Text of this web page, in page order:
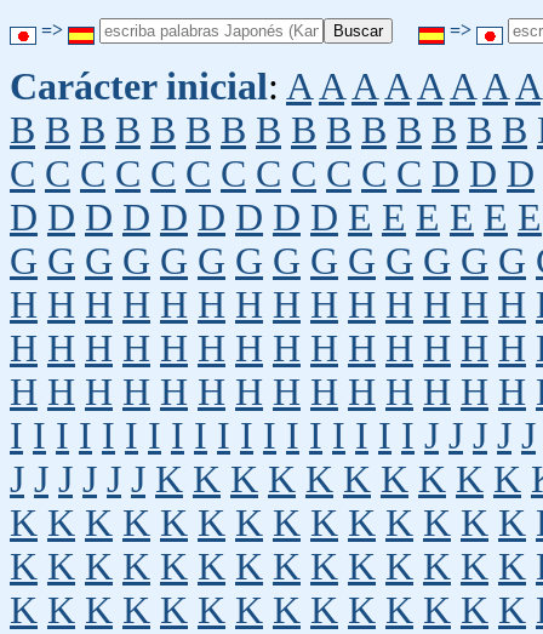
=> =>
Carácter inicial: A A A A A A A A
B B B B B B B B B B B B B B B
C C C C C C C C C C C C D D D
D D D D D D D D D E E E E E E
G G G G G G G G G G G G G G
H H H H H H H H H H H H H H
H H H H H H H H H H H H H H
H H H H H H H H H H H H H H
I I I I I I I I I I I I I I I I I I J J J J J
J J J J J J K K K K K K K K K K
K K K K K K K K K K K K K K
K K K K K K K K K K K K K K
K K K K K K K K K K K K K K